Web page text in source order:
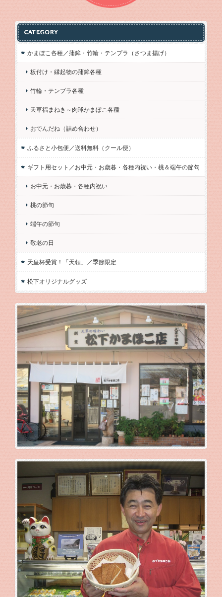
CATEGORY
かまぼこ各種／蒲鉾・竹輪・テンプラ（さつま揚げ）
板付け・縁起物の蒲鉾各種
竹輪・テンプラ各種
天草福まねき～肉球かまぼこ各種
おでんだね（詰め合わせ）
ふるさと小包便／送料無料（クール便）
ギフト用セット／お中元・お歳暮・各種内祝い・桃＆端午の節句
お中元・お歳暮・各種内祝い
桃の節句
端午の節句
敬老の日
天皇杯受賞！「天領」／季節限定
松下オリジナルグッズ